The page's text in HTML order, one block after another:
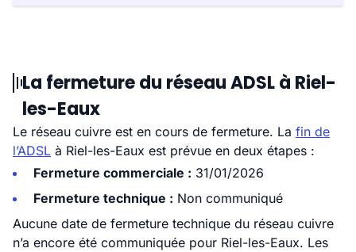
La fermeture du réseau ADSL à Riel-
les-Eaux
Le réseau cuivre est en cours de fermeture. La fin de
l’ADSL à Riel-les-Eaux est prévue en deux étapes :
Fermeture commerciale : 31/01/2026
Fermeture technique : Non communiqué
Aucune date de fermeture technique du réseau cuivre
n’a encore été communiquée pour Riel-les-Eaux. Les